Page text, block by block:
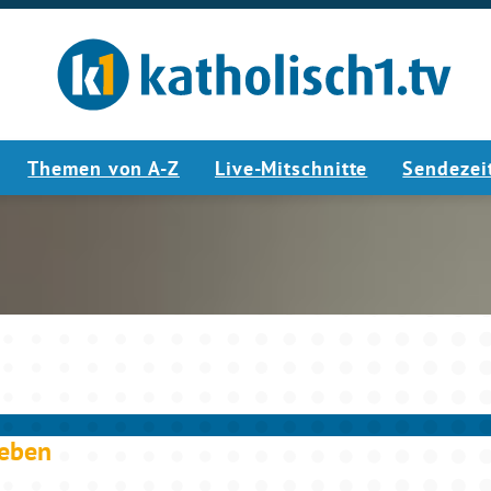
Themen von A-Z Live-Mitschnitte